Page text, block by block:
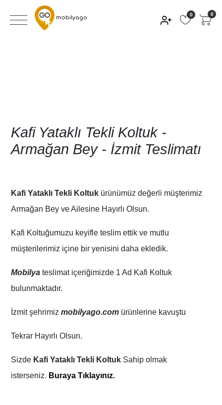
mobilyago 0 0
Kafi Yataklı Tekli Koltuk -
Armağan Bey - İzmit Teslimatı
Kafi Yataklı Tekli Koltuk ürünümüz değerli müşterimiz
Armağan Bey ve Ailesine Hayırlı Olsun.
Kafi Koltuğumuzu keyifle teslim ettik ve mutlu
müşterilerimiz içine bir yenisini daha ekledik.
Mobilya teslimat içeriğimizde 1 Ad Kafi Koltuk
bulunmaktadır.
İzmit şehrimizmobilyago.com ürünlerine kavuştu
Tekrar Hayırlı Olsun.
Sizde Kafi Yataklı Tekli Koltuk Sahip olmak
isterseniz. Buraya Tıklayınız.